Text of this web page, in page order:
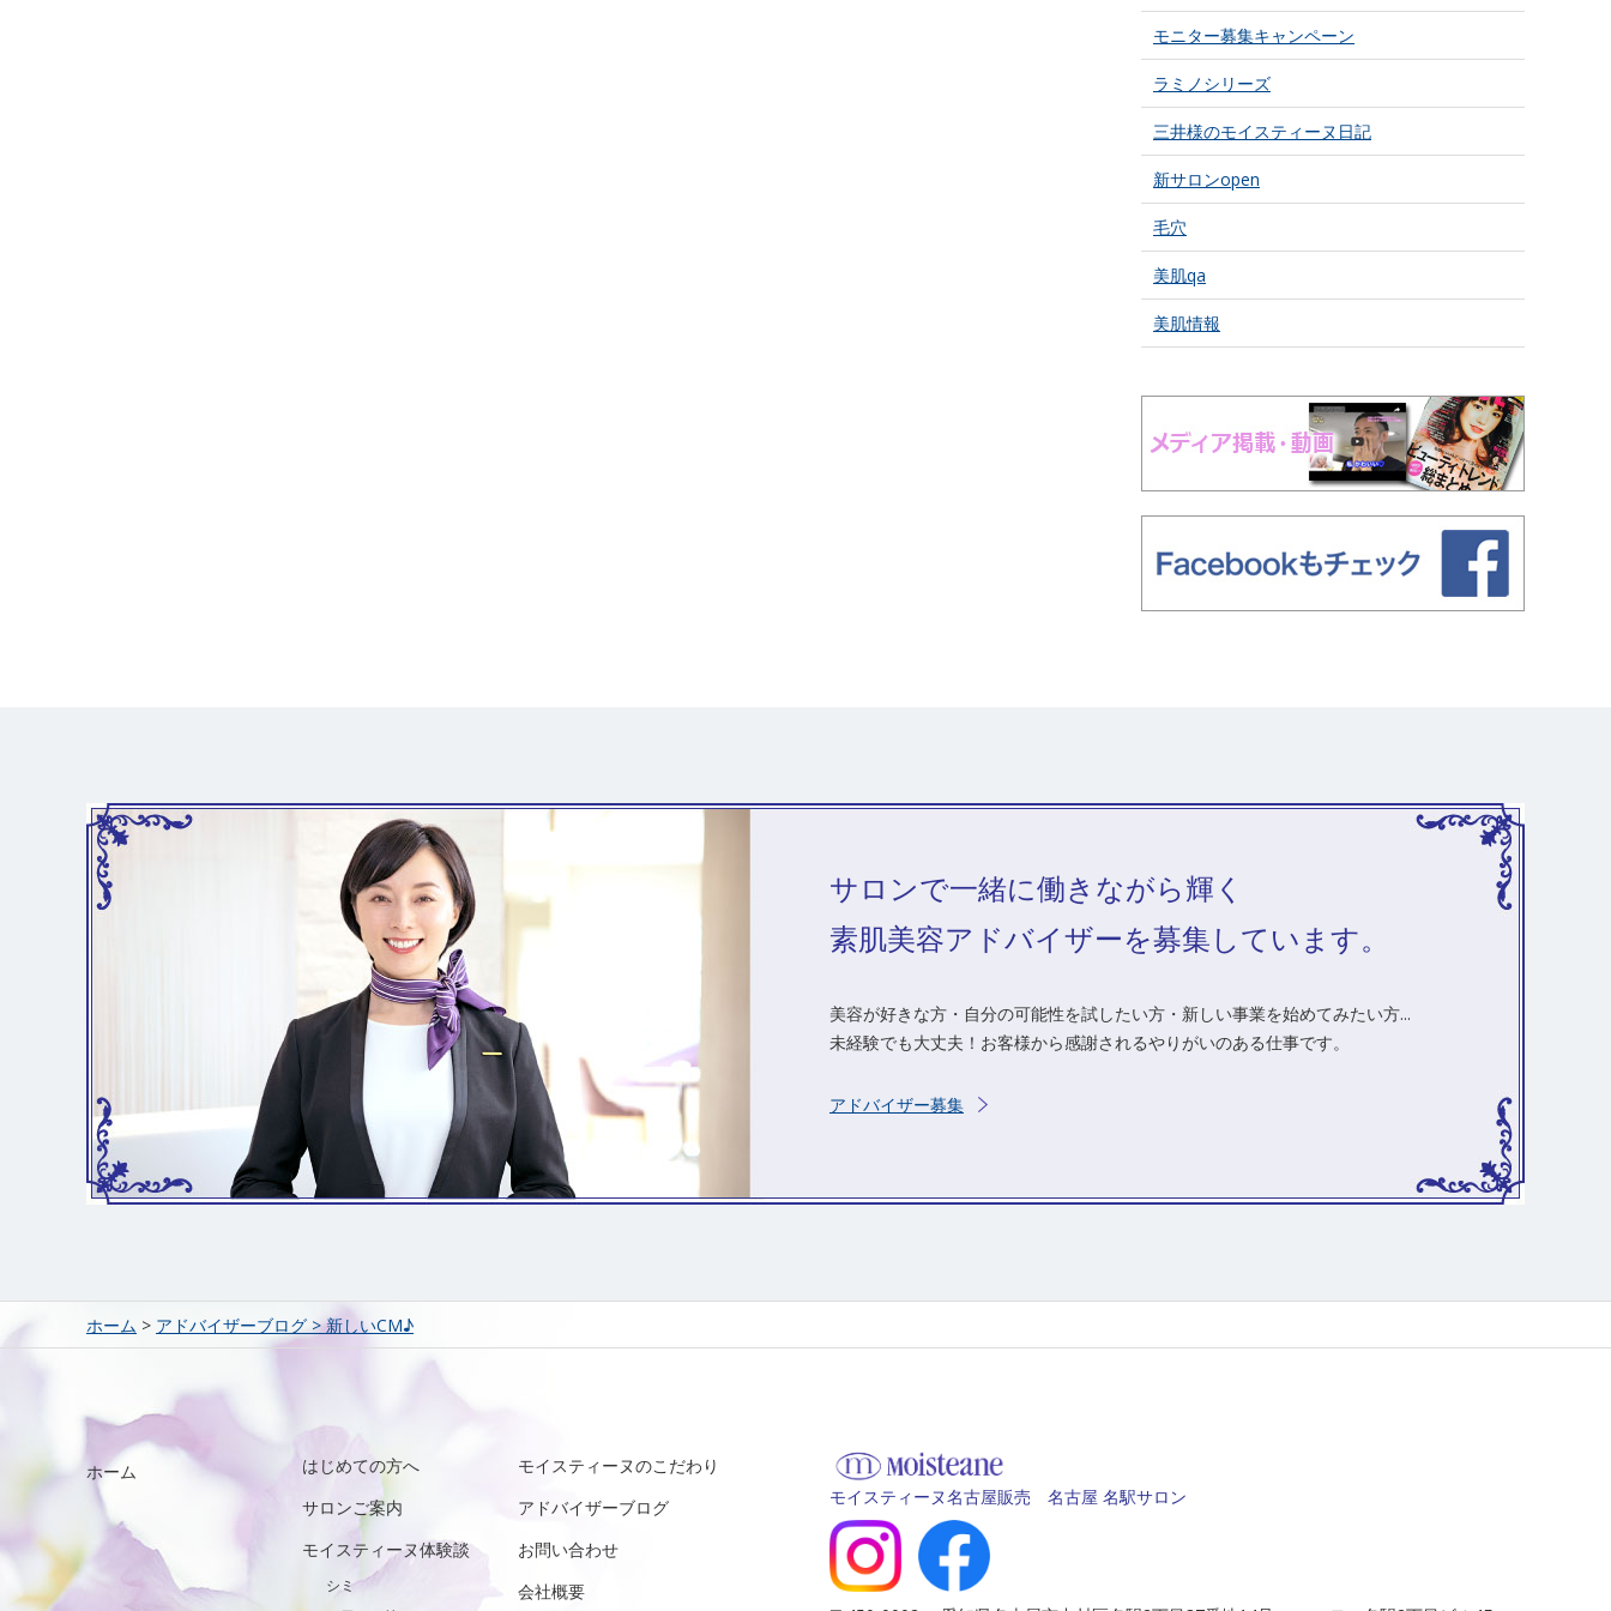
モニター募集キャンペーン
ラミノシリーズ
三井様のモイスティーヌ日記
新サロンopen
毛穴
美肌qa
美肌情報
サロンで一緒に働きながら輝く
素肌美容アドバイザーを募集しています。
美容が好きな方・自分の可能性を試したい方・新しい事業を始めてみたい方...
未経験でも大丈夫！お客様から感謝されるやりがいのある仕事です。
アドバイザー募集
ホーム > アドバイザーブログ >新しいCM♪
ホーム
はじめての方へ
サロンご案内
モイスティーヌ体験談
シミ
モイスティーヌのこだわり
アドバイザーブログ
お問い合わせ
会社概要
モイスティーヌ名古屋販売 名古屋 名駅サロン